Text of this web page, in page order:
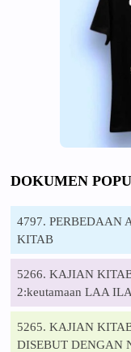
DOKUMEN
4797. PERBEDAAN
KITAB
5266. KAJIAN
2:keutamaan LAA
5265. KAJIAN
DISEBUT DENGAN